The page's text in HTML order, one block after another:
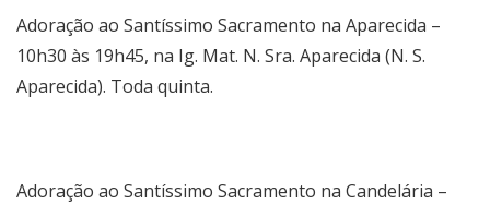
Adoração ao Santíssimo Sacramento na Aparecida –
10h30 às 19h45, na Ig. Mat. N. Sra. Aparecida (N. S.
Aparecida). Toda quinta.
Adoração ao Santíssimo Sacramento na Candelária –